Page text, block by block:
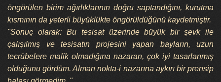
öngörülen birim ağırlıklarının doğru saptandığını, kurutma
kısmının da yeterli büyüklükte öngörüldüğünü kaydetmiştir.
"Sonuç olarak: Bu tesisat üzerinde büyük bir şevk ile
çalışılmış ve tesisatın projesini yapan bayların, uzun
tecrübelere malik olmadığına nazaran, çok iyi tasarlanmış
olduğunu gördüm. Alman nokta-i nazarına aykırı bir prensip